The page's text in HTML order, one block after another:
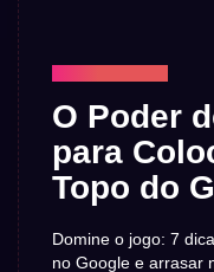
O Poder
para
Topo do
Domine o jogo: 7
no Google e arrasar